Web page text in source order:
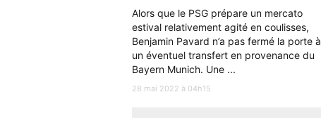
Alors que le PSG prépare un mercato
estival relativement agité en coulisses,
Benjamin Pavard n’a pas fermé la porte à
un éventuel transfert en provenance du
Bayern Munich. Une ...
28 mai 2022 à 04h15